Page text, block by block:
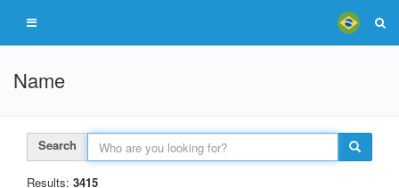
Name
Search
Results: 3415